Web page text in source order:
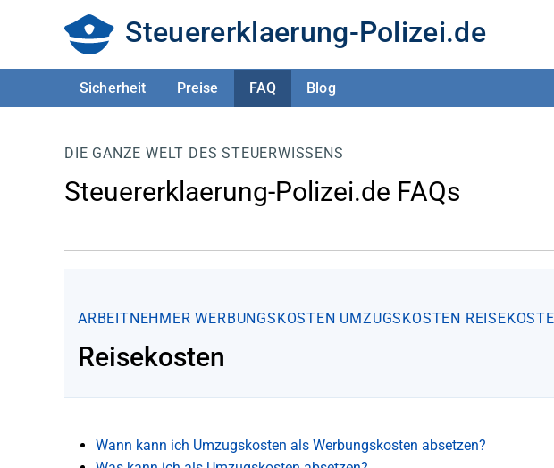
Steuererklaerung-Polizei.de
Sicherheit Preise FAQ Blog
DIE GANZE WELT DES STEUERWISSENS
Steuererklaerung-Polizei.de FAQs
ARBEITNEHMER WERBUNGSKOSTEN UMZUGSKOSTEN
Reisekosten
Wann kann ich Umzugskosten als Werbungskosten absetzen?